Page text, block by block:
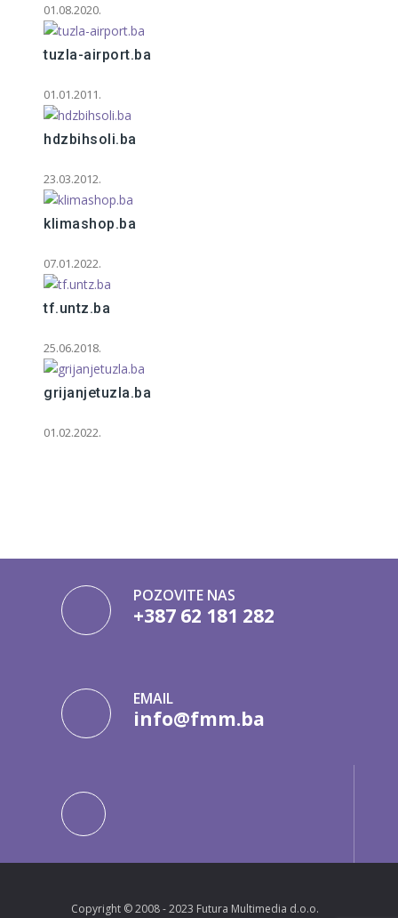
01.08.2020.
tuzla-airport.ba
01.01.2011.
hdzbihsoli.ba
23.03.2012.
klimashop.ba
07.01.2022.
tf.untz.ba
25.06.2018.
grijanjetuzla.ba
01.02.2022.
POZOVITE NAS
+387 62 181 282
EMAIL
info@fmm.ba
Copyright © 2008 - 2023 Futura Multimedia d.o.o.